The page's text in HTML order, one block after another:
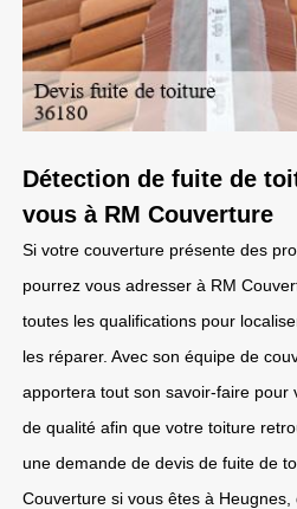
Détection de fuite de
vous à RM Couverture
Si votre couverture présente des
pourrez vous adresser à RM
toutes les qualifications pour
les réparer. Avec son équipe de
apportera tout son savoir-faire pour
de qualité afin que votre toiture
une demande de devis de fuite de
Couverture si vous êtes à Heugnes,